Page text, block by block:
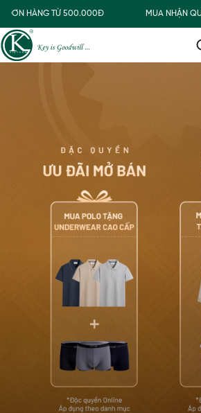
HÀNG TỪ 500.000Đ MUA NHẬN QUÀ